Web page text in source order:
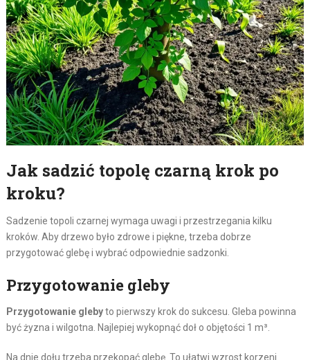
Jak sadzić topolę czarną krok po
kroku?
Sadzenie topoli czarnej wymaga uwagi i przestrzegania kilku
kroków. Aby drzewo było zdrowe i piękne, trzeba dobrze
przygotować glebę i wybrać odpowiednie sadzonki.
Przygotowanie gleby
Przygotowanie glebyto pierwszy krok do sukcesu. Gleba powinna
być żyzna i wilgotna. Najlepiej wykopnąć doł o objętości 1 m³.
Na dnie dołu trzeba przekopać glebę. To ułatwi wzrost korzeni.